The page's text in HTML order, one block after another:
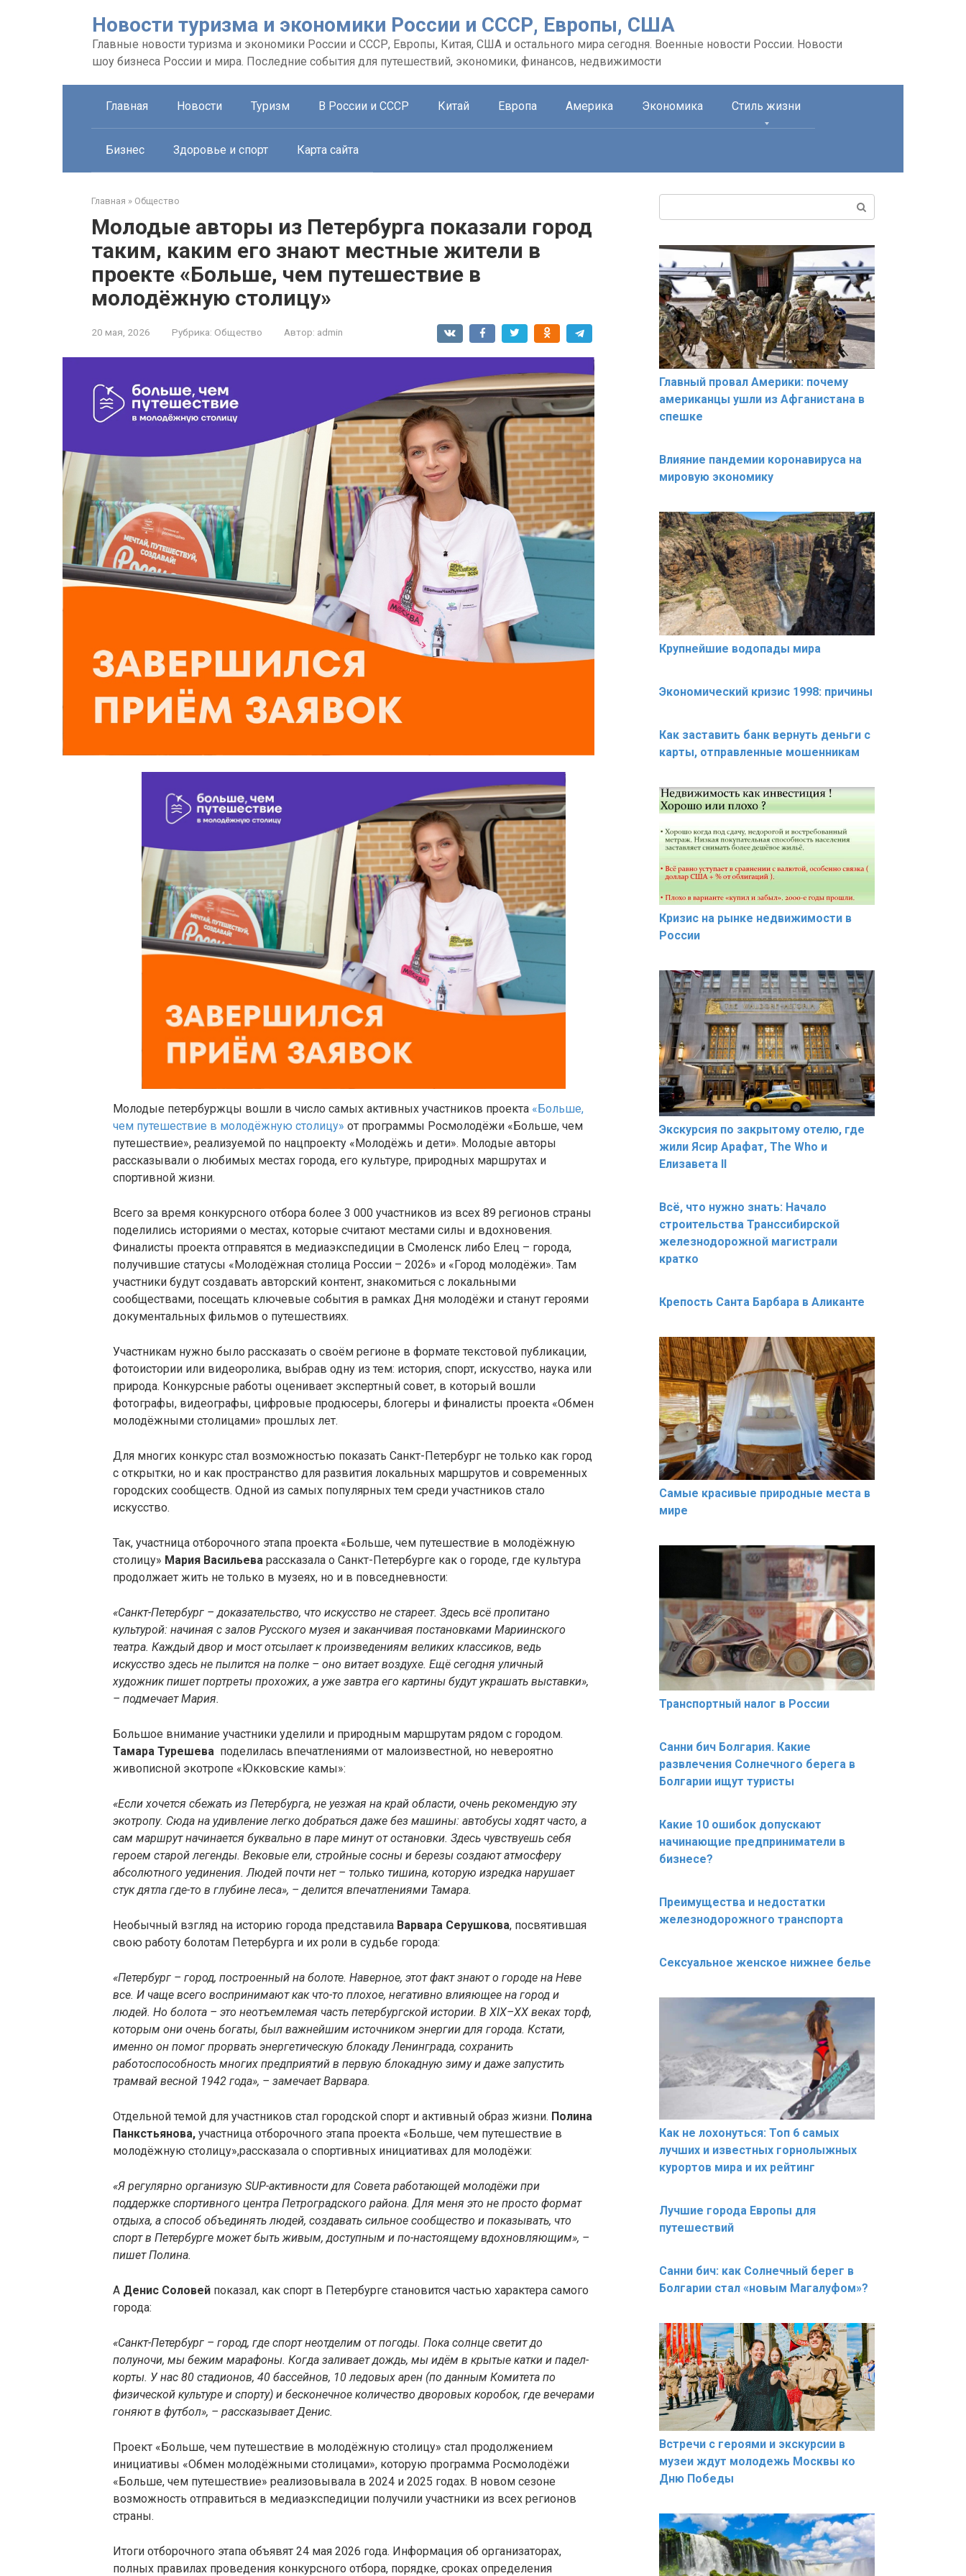
Новости туризма и экономики России и СССР, Европы, США
Главные новости туризма и экономики России и СССР, Европы, Китая, США и остального мира сегодня. Военные новости России. Новости
шоу бизнеса России и мира. Последние события для путешествий, экономики, финансов, недвижимости
Главная Новости Туризм В России и СССР Китай Европа Америка Экономика Стиль жизни
Бизнес Здоровье и спорт Карта сайта
Главная » Общество
Молодые авторы из Петербурга показали город
таким, каким его знают местные жители в
проекте «Больше, чем путешествие в
молодёжную столицу»
20 мая, 2026 Рубрика: Общество Автор: admin
Молодые петербуржцы вошли в число самых активных участников проекта «Больше,
чем путешествие в молодёжную столицу» от программы Росмолодёжи «Больше, чем
путешествие», реализуемой по нацпроекту «Молодёжь и дети». Молодые авторы
рассказывали о любимых местах города, его культуре, природных маршрутах и
спортивной жизни.
Всего за время конкурсного отбора более 3 000 участников из всех 89 регионов страны
поделились историями о местах, которые считают местами силы и вдохновения.
Финалисты проекта отправятся в медиаэкспедиции в Смоленск либо Елец – города,
получившие статусы «Молодёжная столица России – 2026» и «Город молодёжи». Там
участники будут создавать авторский контент, знакомиться с локальными
сообществами, посещать ключевые события в рамках Дня молодёжи и станут героями
документальных фильмов о путешествиях.
Участникам нужно было рассказать о своём регионе в формате текстовой публикации,
фотоистории или видеоролика, выбрав одну из тем: история, спорт, искусство, наука или
природа. Конкурсные работы оценивает экспертный совет, в который вошли
фотографы, видеографы, цифровые продюсеры, блогеры и финалисты проекта «Обмен
молодёжными столицами» прошлых лет.
Для многих конкурс стал возможностью показать Санкт-Петербург не только как город
с открытки, но и как пространство для развития локальных маршрутов и современных
городских сообществ. Одной из самых популярных тем среди участников стало
искусство.
Так, участница отборочного этапа проекта «Больше, чем путешествие в молодёжную
столицу» Мария Васильева рассказала о Санкт-Петербурге как о городе, где культура
продолжает жить не только в музеях, но и в повседневности:
«Санкт-Петербург – доказательство, что искусство не стареет. Здесь всё пропитано
культурой: начиная с залов Русского музея и заканчивая постановками Мариинского
театра. Каждый двор и мост отсылает к произведениям великих классиков, ведь
искусство здесь не пылится на полке – оно витает воздухе. Ещё сегодня уличный
художник пишет портреты прохожих, а уже завтра его картины будут украшать выставки»,
– подмечает Мария.
Большое внимание участники уделили и природным маршрутам рядом с городом.
Тамара Турешева поделилась впечатлениями от малоизвестной, но невероятно
живописной экотропе «Юкковские камы»:
«Если хочется сбежать из Петербурга, не уезжая на край области, очень рекомендую эту
экотропу. Сюда на удивление легко добраться даже без машины: автобусы ходят часто, а
сам маршрут начинается буквально в паре минут от остановки. Здесь чувствуешь себя
героем старой легенды. Вековые ели, стройные сосны и березы создают атмосферу
абсолютного уединения. Людей почти нет – только тишина, которую изредка нарушает
стук дятла где-то в глубине леса», – делится впечатлениями Тамара.
Необычный взгляд на историю города представила Варвара Серушкова, посвятившая
свою работу болотам Петербурга и их роли в судьбе города:
«Петербург – город, построенный на болоте. Наверное, этот факт знают о городе на Неве
все. И чаще всего воспринимают как что-то плохое, негативно влияющее на город и
людей. Но болота – это неотъемлемая часть петербургской истории. В XIX–XX веках торф,
которым они очень богаты, был важнейшим источником энергии для города. Кстати,
именно он помог прорвать энергетическую блокаду Ленинграда, сохранить
работоспособность многих предприятий в первую блокадную зиму и даже запустить
трамвай весной 1942 года», – замечает Варвара.
Отдельной темой для участников стал городской спорт и активный образ жизни. Полина
Панкстьянова, участница отборочного этапа проекта «Больше, чем путешествие в
молодёжную столицу»,рассказала о спортивных инициативах для молодёжи:
«Я регулярно организую SUP-активности для Совета работающей молодёжи при
поддержке спортивного центра Петроградского района. Для меня это не просто формат
отдыха, а способ объединять людей, создавать сильное сообщество и показывать, что
спорт в Петербурге может быть живым, доступным и по-настоящему вдохновляющим», –
пишет Полина.
А Денис Соловей показал, как спорт в Петербурге становится частью характера самого
города:
«Санкт-Петербург – город, где спорт неотделим от погоды. Пока солнце светит до
полуночи, мы бежим марафоны. Когда заливает дождь, мы идём в крытые катки и падел-
корты. У нас 80 стадионов, 40 бассейнов, 10 ледовых арен (по данным Комитета по
физической культуре и спорту) и бесконечное количество дворовых коробок, где вечерами
гоняют в футбол», – рассказывает Денис.
Проект «Больше, чем путешествие в молодёжную столицу» стал продолжением
инициативы «Обмен молодёжными столицами», которую программа Росмолодёжи
«Больше, чем путешествие» реализовывала в 2024 и 2025 годах. В новом сезоне
возможность отправиться в медиаэкспедиции получили участники из всех регионов
страны.
Итоги отборочного этапа объявят 24 мая 2026 года. Информация об организаторах,
полных правилах проведения конкурсного отбора, порядке, сроках определения
Главный провал Америки: почему
американцы ушли из Афганистана в
спешке
Влияние пандемии коронавируса на
мировую экономику
Крупнейшие водопады мира
Экономический кризис 1998: причины
Как заставить банк вернуть деньги с
карты, отправленные мошенникам
Кризис на рынке недвижимости в
России
Экскурсия по закрытому отелю, где
жили Ясир Арафат, The Who и
Елизавета II
Всё, что нужно знать: Начало
строительства Транссибирской
железнодорожной магистрали
кратко
Крепость Санта Барбара в Аликанте
Cамые красивые природные места в
мире
Транспортный налог в России
Санни бич Болгария. Какие
развлечения Солнечного берега в
Болгарии ищут туристы
Какие 10 ошибок допускают
начинающие предприниматели в
бизнесе?
Преимущества и недостатки
железнодорожного транспорта
Сексуальное женское нижнее белье
Как не лохонуться: Топ 6 самых
лучших и известных горнолыжных
курортов мира и их рейтинг
Лучшие города Европы для
путешествий
Санни бич: как Солнечный берег в
Болгарии стал «новым Магалуфом»?
Встречи с героями и экскурсии в
музеи ждут молодежь Москвы ко
Дню Победы